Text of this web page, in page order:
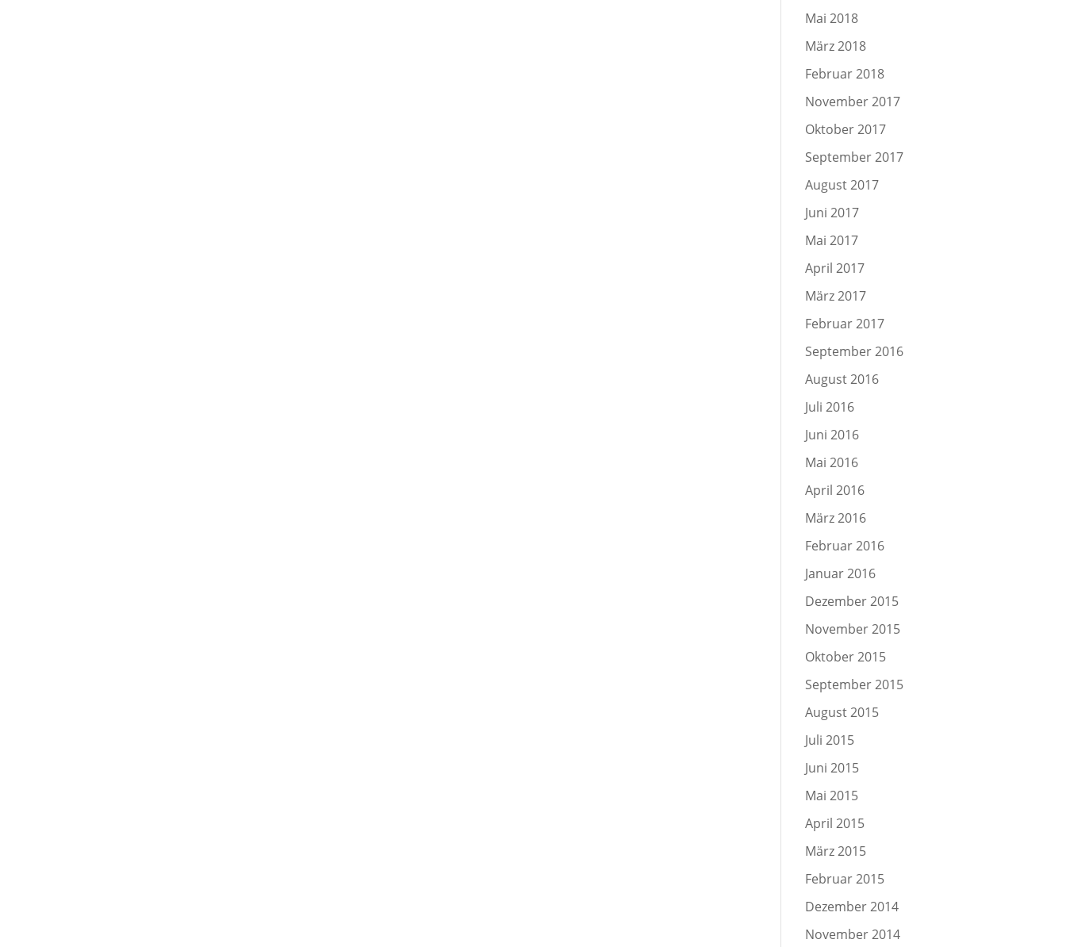
Mai 2018
März 2018
Februar 2018
November 2017
Oktober 2017
September 2017
August 2017
Juni 2017
Mai 2017
April 2017
März 2017
Februar 2017
September 2016
August 2016
Juli 2016
Juni 2016
Mai 2016
April 2016
März 2016
Februar 2016
Januar 2016
Dezember 2015
November 2015
Oktober 2015
September 2015
August 2015
Juli 2015
Juni 2015
Mai 2015
April 2015
März 2015
Februar 2015
Dezember 2014
November 2014